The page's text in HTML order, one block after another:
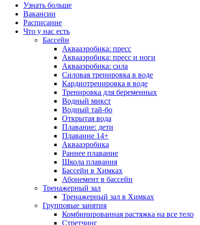
Узнать больше
Вакансии
Расписание
Что у нас есть
Бассейн
Аквааэробика: пресс
Аквааэробика: пресс и ноги
Аквааэробика: сила
Силовая тренировка в воде
Кардиотренировка в воде
Тренировка для беременных
Водный микст
Водный тай-бо
Открытая вода
Плавание: дети
Плавание 14+
Аквааэробика
Раннее плавание
Школа плавания
Бассейн в Химках
Абонемент в бассейн
Тренажерный зал
Тренажерный зал в Химках
Групповые занятия
Комбинированная растяжка на все тело
Стретчинг